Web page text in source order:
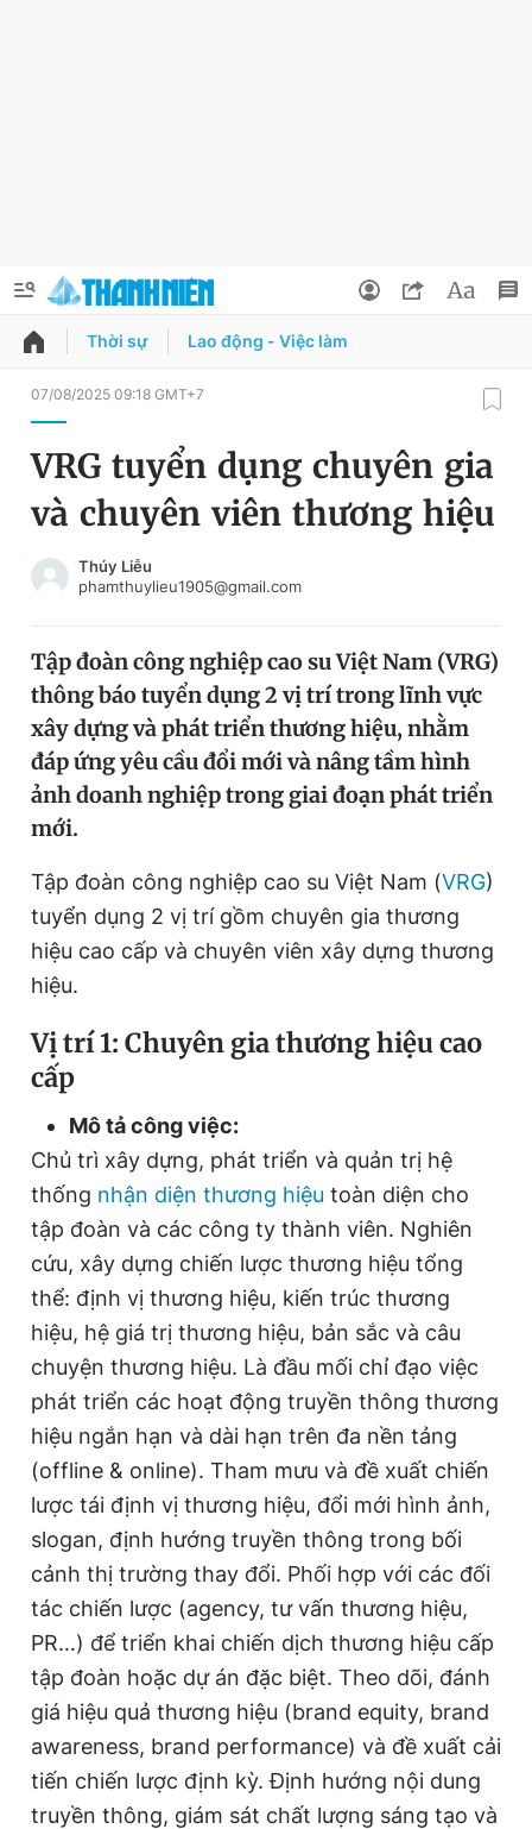
QUẢNG CÁO ĐẶT BÁO
Chuyên mục
Chuyên mục khác
Tin thị trường Tin 360
Video Magazine
Tiện ích Bạn cần biết
Thông tin tòa soạn Liên hệ quảng cáo
Đọc Thanh Niên trên điện thoại
Theo dõi báo trên
Hotline
0906 645 777
Liên hệ quảng cáo
Đặt báo Quảng cáo RSS Tòa soạn Chính sách bảo
Tổng biên tập: Nguyễn Ngọc Toàn
Phó tổng biên tập thường trực: Hải Thành
Phó tổng biên tập: Lâm Hiếu Dũng
Phó tổng biên tập: Trần Việt Hưng
Tổng thư ký tòa soạn: Đức Trung
Giấy phép xuất bản số 110/GP - BTTTT cấp ngày 24.3.2020
© 2003-2026 Bản quyền thuộc về Báo Thanh Niên. Cấm sao
chép dưới mọi hình thức nếu không có sự chấp thuận bằng văn
bản. Phát triển bởi ePi Technologies, JSC.
Đổi mật khẩu
Tin đã lưu
Tin đã xem
Đăng xuất
Thời sự Lao động - Việc làm
07/08/2025 09:18 GMT+7
VRG tuyển dụng chuyên gia
và chuyên viên thương hiệu
Thúy Liễu
phamthuylieu1905@gmail.com
Tập đoàn công nghiệp cao su Việt Nam (VRG)
thông báo tuyển dụng 2 vị trí trong lĩnh vực
xây dựng và phát triển thương hiệu, nhằm
đáp ứng yêu cầu đổi mới và nâng tầm hình
ảnh doanh nghiệp trong giai đoạn phát triển
mới.
Tập đoàn công nghiệp cao su Việt Nam (VRG)
tuyển dụng 2 vị trí gồm chuyên gia thương
hiệu cao cấp và chuyên viên xây dựng thương
hiệu.
Vị trí 1: Chuyên gia thương hiệu cao
cấp
Mô tả công việc:
Chủ trì xây dựng, phát triển và quản trị hệ
thống nhận diện thương hiệu toàn diện cho
tập đoàn và các công ty thành viên. Nghiên
cứu, xây dựng chiến lược thương hiệu tổng
thể: định vị thương hiệu, kiến trúc thương
hiệu, hệ giá trị thương hiệu, bản sắc và câu
chuyện thương hiệu. Là đầu mối chỉ đạo việc
phát triển các hoạt động truyền thông thương
hiệu ngắn hạn và dài hạn trên đa nền tảng
(offline & online). Tham mưu và đề xuất chiến
lược tái định vị thương hiệu, đổi mới hình ảnh,
slogan, định hướng truyền thông trong bối
cảnh thị trường thay đổi. Phối hợp với các đối
tác chiến lược (agency, tư vấn thương hiệu,
PR…) để triển khai chiến dịch thương hiệu cấp
tập đoàn hoặc dự án đặc biệt. Theo dõi, đánh
giá hiệu quả thương hiệu (brand equity, brand
awareness, brand performance) và đề xuất cải
tiến chiến lược định kỳ. Định hướng nội dung
truyền thông, giám sát chất lượng sáng tạo và